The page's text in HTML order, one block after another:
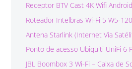
Receptor BTV Cast 4K Wifi Android
Roteador Intelbras Wi-Fi 5 W5-
Antena Starlink (Internet Via
Ponto de acesso Ubiquiti UniFi 6
JBL Boombox 3 Wi-Fi – Caixa de